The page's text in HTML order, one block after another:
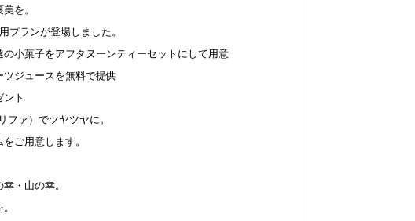
を。
ランが登場しました。
小菓子をアフタヌーンティーセットにして用意
ジュースを無料で提供
ト
ァ）でツヤツヤに。
ご用意します。
・山の幸。